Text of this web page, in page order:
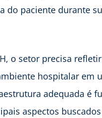
do paciente durante
o setor precisa
hospitalar em
adequada é
aspectos